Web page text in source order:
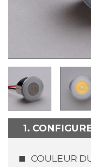
1.
COULEUR